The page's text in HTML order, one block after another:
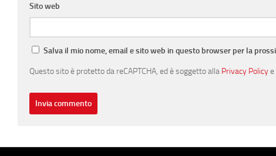
Sito web
Salva il mio nome, email e sito web in questo browser per la
Questo sito è protetto da reCAPTCHA, ed è soggetto alla Privacy Policye